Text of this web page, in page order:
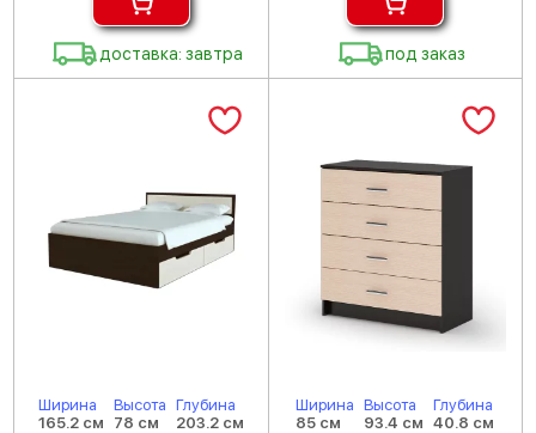
доставка: завтра под заказ
Ширина
165.2 см
Высота
78 см
Глубина
203.2 см
Ширина
85 см
Высота
93.4 см
Глубина
40.8 см